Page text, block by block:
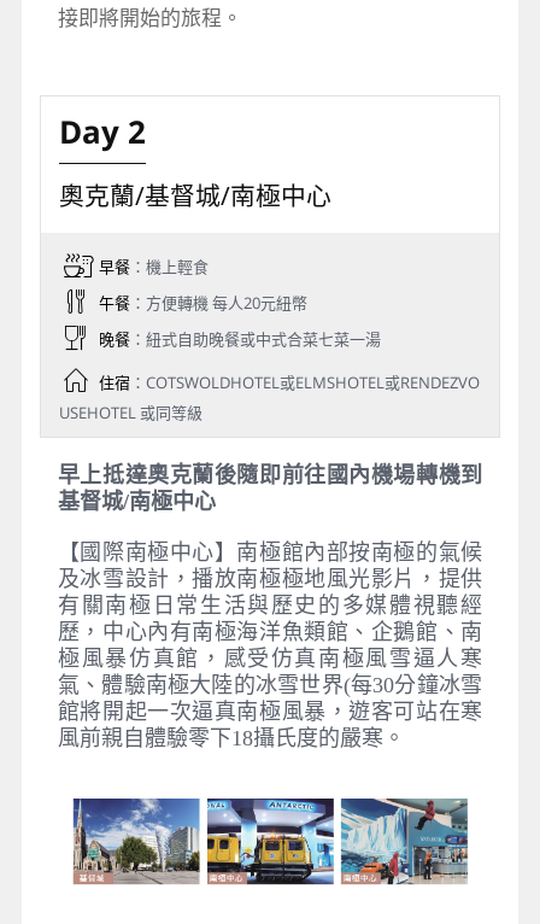
接即將開始的旅程。
Day 2
奧克蘭/基督城/南極中心
早餐：機上輕食
午餐：方便轉機 每人20元紐幣
晚餐：紐式自助晚餐或中式合菜七菜一湯
住宿：COTSWOLDHOTEL或ELMSHOTEL或RENDEZVO
USEHOTEL 或同等級
早上抵達奧克蘭後隨即前往國內機場轉機到
基督城/南極中心
【國際南極中心】南極館內部按南極的氣候
及冰雪設計，播放南極極地風光影片，提供
有關南極日常生活與歷史的多媒體視聽經
歷，中心內有南極海洋魚類館、企鵝館、南
極風暴仿真館，感受仿真南極風雪逼人寒
氣、體驗南極大陸的冰雪世界(每30分鐘冰雪
館將開起一次逼真南極風暴，遊客可站在寒
風前親自體驗零下18攝氏度的嚴寒。